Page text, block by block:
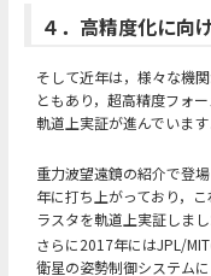
４．高精度化に向
そして近年は，様々な機
ともあり，超高精度フォ
軌道上実証が進んでいます
重力波望遠鏡の紹介で登
年に打ち上がっており，
ラスタを軌道上実証しま
さらに2017年にはJPL/MIT
衛星の姿勢制御システム